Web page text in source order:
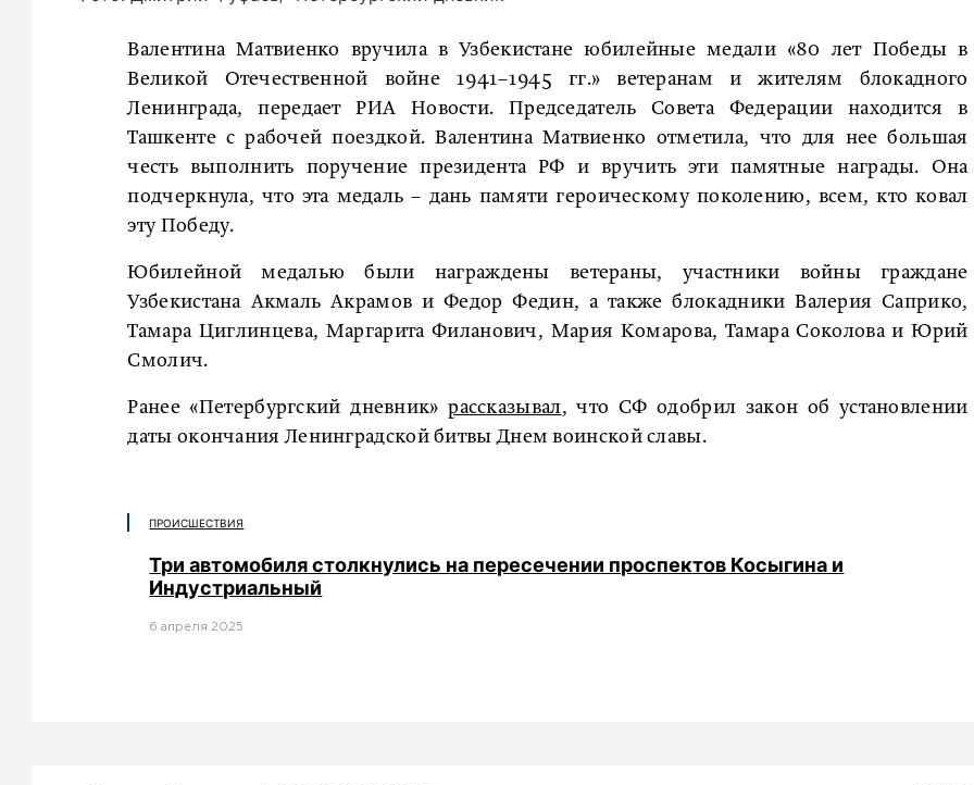
Валентина Матвиенко вручила в Узбекистане юбилейные медали «80 лет Победы в
Великой Отечественной войне 1941–1945 гг.» ветеранам и жителям блокадного
Ленинграда, передает РИА Новости. Председатель Совета Федерации находится в
Ташкенте с рабочей поездкой. Валентина Матвиенко отметила, что для нее большая
честь выполнить поручение президента РФ и вручить эти памятные награды. Она
подчеркнула, что эта медаль – дань памяти героическому поколению, всем, кто ковал
эту Победу.
Юбилейной медалью были награждены ветераны, участники войны граждане
Узбекистана Акмаль Акрамов и Федор Федин, а также блокадники Валерия Саприко,
Тамара Циглинцева, Маргарита Филанович, Мария Комарова, Тамара Соколова и Юрий
Смолич.
Ранее «Петербургский дневник»рассказывал, что СФ одобрил закон об установлении
даты окончания Ленинградской битвы Днем воинской славы.
ПРОИСШЕСТВИЯ
Три автомобиля столкнулись на пересечении проспектов Косыгина и
Индустриальный
6 апреля 2025